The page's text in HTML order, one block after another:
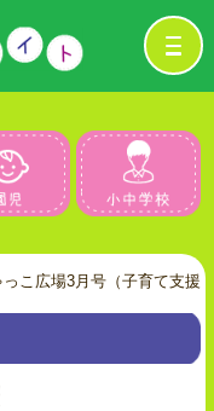
園児
広場3月号（子育て支援